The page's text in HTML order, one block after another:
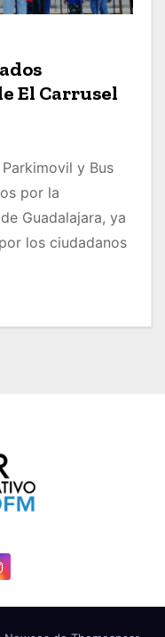
El Carrusel
y Bus
por la
Guadalajara, ya
los ciudadanos